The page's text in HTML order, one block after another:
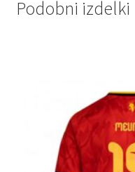
Podobni izdelki